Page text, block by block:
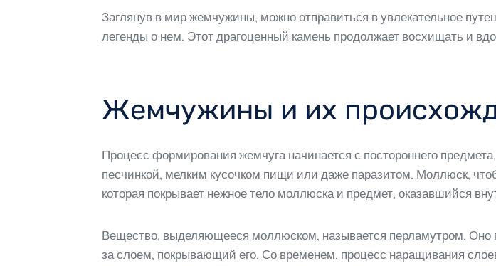
Заглянув в мир жемчужины, можно отправиться в увлекательное
легенды о нем. Этот драгоценный камень продолжает восхищать и
Жемчужины и их
Процесс формирования жемчуга начинается с постороннего
песчинкой, мелким кусочком пищи или даже паразитом. Моллюск,
которая покрывает нежное тело моллюска и предмет, оказавшийся
Вещество, выделяющееся моллюском, называется перламутром. Оно
за слоем, покрывающий его. Со временем, процесс наращивания